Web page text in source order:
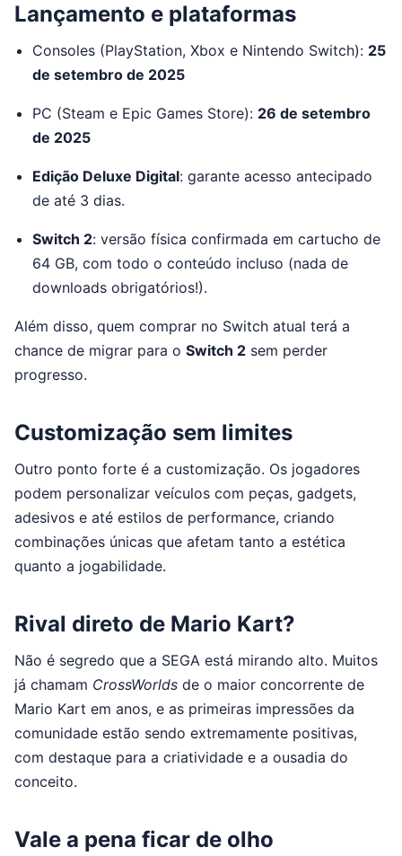
Lançamento e plataformas
Consoles (PlayStation, Xbox e Nintendo Switch): 25
de setembro de 2025
PC (Steam e Epic Games Store): 26 de setembro
de 2025
Edição Deluxe Digital: garante acesso antecipado
de até 3 dias.
Switch 2: versão física confirmada em cartucho de
64 GB, com todo o conteúdo incluso (nada de
downloads obrigatórios!).
Além disso, quem comprar no Switch atual terá a
chance de migrar para o Switch 2 sem perder
progresso.
Customização sem limites
Outro ponto forte é a customização. Os jogadores
podem personalizar veículos com peças, gadgets,
adesivos e até estilos de performance, criando
combinações únicas que afetam tanto a estética
quanto a jogabilidade.
Rival direto de Mario Kart?
Não é segredo que a SEGA está mirando alto. Muitos
já chamam CrossWorlds de o maior concorrente de
Mario Kart em anos, e as primeiras impressões da
comunidade estão sendo extremamente positivas,
com destaque para a criatividade e a ousadia do
conceito.
Vale a pena ficar de olho